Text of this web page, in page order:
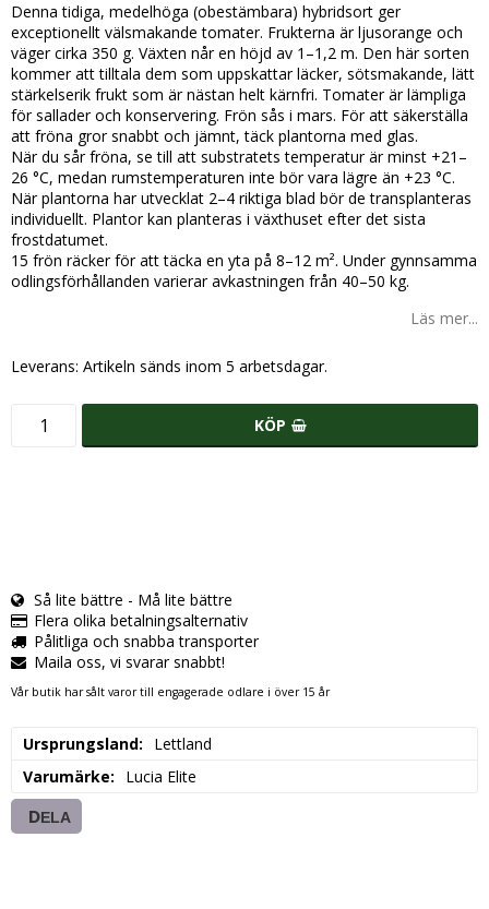
Denna tidiga, medelhöga (obestämbara) hybridsort ger
exceptionellt välsmakande tomater. Frukterna är ljusorange och
väger cirka 350 g. Växten når en höjd av 1–1,2 m. Den här sorten
kommer att tilltala dem som uppskattar läcker, sötsmakande, lätt
stärkelserik frukt som är nästan helt kärnfri. Tomater är lämpliga
för sallader och konservering. Frön sås i mars. För att säkerställa
att fröna gror snabbt och jämnt, täck plantorna med glas.
När du sår fröna, se till att substratets temperatur är minst +21–
26 °C, medan rumstemperaturen inte bör vara lägre än +23 °C.
När plantorna har utvecklat 2–4 riktiga blad bör de transplanteras
individuellt. Plantor kan planteras i växthuset efter det sista
frostdatumet.
15 frön räcker för att täcka en yta på 8–12 m². Under gynnsamma
odlingsförhållanden varierar avkastningen från 40–50 kg.
Läs mer...
Leverans: Artikeln sänds inom 5 arbetsdagar.
KÖP
Så lite bättre - Må lite bättre
Flera olika betalningsalternativ
Pålitliga och snabba transporter
Maila oss, vi svarar snabbt!
Vår butik har sålt varor till engagerade odlare i över 15 år
Ursprungsland
Lettland
Varumärke
Lucia Elite
DELA